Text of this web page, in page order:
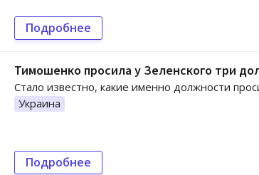
Подробнее
Тимошенко просила у Зеленского три
Стало известно, какие именно должности
Украина
Подробнее